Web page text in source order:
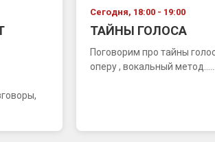
Сегодня, 18:00 - 19:00
ТАЙНЫ ГОЛОСА
Поговорим про тайны
оперу , вокальный метод......